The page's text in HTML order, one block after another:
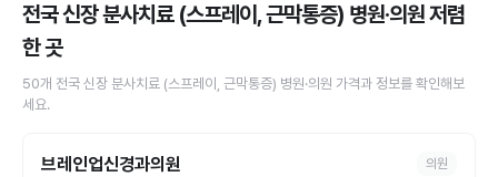
전국 신장 분사치료 (스프레이, 근막통증) 병원·의원저렴
한 곳
50개 전국 신장 분사치료 (스프레이, 근막통증) 병원·의원 가격과 정보를 확인해보
세요.
브레인업신경과의원 의원